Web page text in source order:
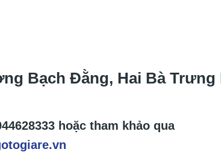
Bạch Đằng, Hai Bà Trưng
hoặc tham khảo qua